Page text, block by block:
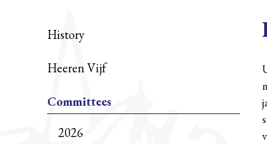
History
Heeren Vijf
Committees
2026